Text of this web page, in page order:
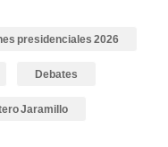
presidenciales 2026
Debates
Jaramillo